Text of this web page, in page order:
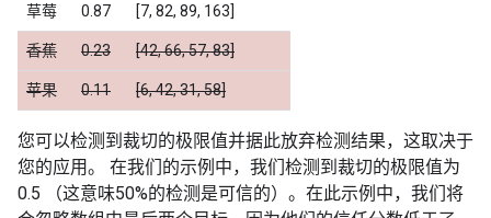
草莓 0.87 [7, 82, 89, 163]
香蕉 0.23 [42, 66, 57, 83]
苹果 0.11 [6, 42, 31, 58]
您可以检测到裁切的极限值并据此放弃检测结果，这取决于
您的应用。 在我们的示例中，我们检测到裁切的极限值为
0.5 （这意味50%的检测是可信的）。在此示例中，我们将